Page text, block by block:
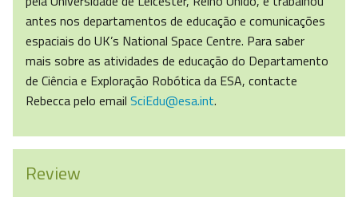
antes nos departamentos de educação e comunicações
espaciais do UK’s National Space Centre. Para saber
mais sobre as atividades de educação do Departamento
de Ciência e Exploração Robótica da ESA, contacte
Rebecca pelo email SciEdu@esa.int.
Review